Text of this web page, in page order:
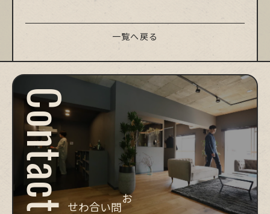
一覧へ戻る
Contact
お問い合わせ